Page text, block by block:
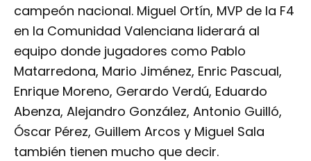
campeón nacional. Miguel Ortín, MVP de la F4
en la Comunidad Valenciana liderará al
equipo donde jugadores como Pablo
Matarredona, Mario Jiménez, Enric Pascual,
Enrique Moreno, Gerardo Verdú, Eduardo
Abenza, Alejandro González, Antonio Guilló,
Óscar Pérez, Guillem Arcos y Miguel Sala
también tienen mucho que decir.